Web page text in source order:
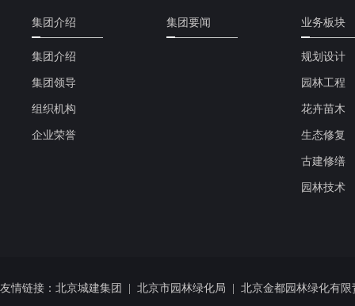
集团介绍
集团介绍
集团领导
组织机构
企业荣誉
集团要闻 业务板块
规划设计
园林工程
花卉苗木
生态修复
古建修缮
园林技术
友情链接： 北京城建集团 北京市园林绿化局 北京金都园林绿化有限